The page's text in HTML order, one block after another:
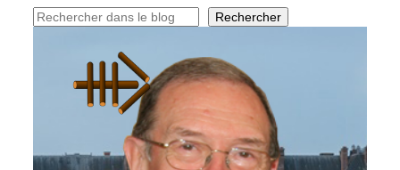
Rechercher Rechercher